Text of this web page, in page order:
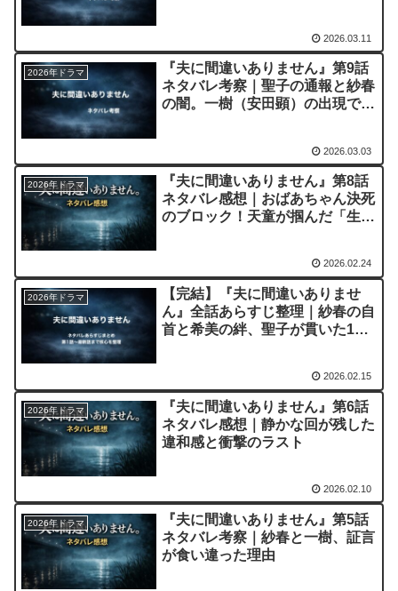
2026.03.11
2026年ドラマ
『夫に間違いありません』第9話
ネタバレ考察｜聖子の通報と紗春
の闇。一樹（安田顕）の出現で暴
2026.03.03
2026年ドラマ
『夫に間違いありません』第8話
ネタバレ感想｜おばあちゃん決死
のブロック！天童が掴んだ「生存
2026.02.24
2026年ドラマ
【完結】『夫に間違いありませ
ん』全話あらすじ整理｜紗春の自
首と希美の絆、聖子が貫いた18
2026.02.15
2026年ドラマ
『夫に間違いありません』第6話
ネタバレ感想｜静かな回が残した
違和感と衝撃のラスト
2026.02.10
2026年ドラマ
『夫に間違いありません』第5話
ネタバレ考察｜紗春と一樹、証言
が食い違った理由